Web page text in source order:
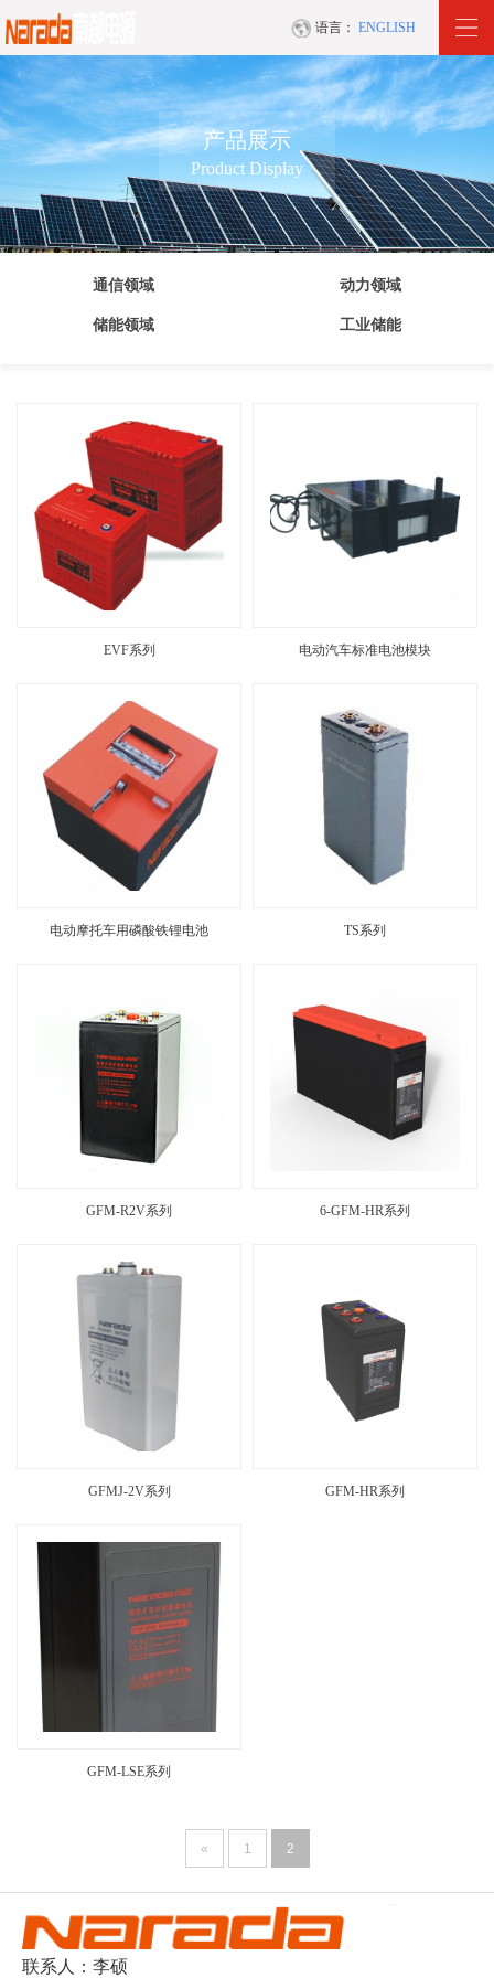
语言： ENGLISH
产品展示
Product Display
通信领域 动力领域
储能领域 工业储能
EVF系列 电动汽车标准电池模块
电动摩托车用磷酸铁锂电池 TS系列
GFM-R2V系列 6-GFM-HR系列
GFMJ-2V系列 GFM-HR系列
GFM-LSE系列
« 1 2
联系人：李硕